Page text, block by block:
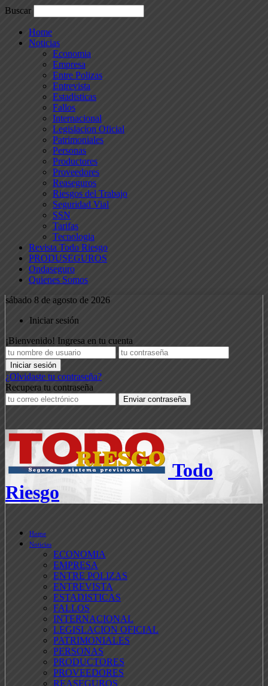
Buscar
Home
Noticias
Economia
Empresa
Entre Polizas
Entrevista
Estadisticas
Fallos
Internacional
Legislacion Oficial
Patrimoniales
Personas
Productores
Proveedores
Reaseguros
Riesgos del Trabajo
Seguridad Vial
SSN
Tarifas
Tecnologia
Revista Todo Riesgo
PRODUSEGUROS
Ondaseguro
Quienes Somos
sábado 8 de agosto de 2026
Iniciar sesión
¡Bienvenido! Ingresa en tu cuenta
¿Olvidaste tu contraseña?
Recupera tu contraseña
Todo
Riesgo
Home
Noticias
ECONOMIA
EMPRESA
ENTRE POLIZAS
ENTREVISTA
ESTADISTICAS
FALLOS
INTERNACIONAL
LEGISLACION OFICIAL
PATRIMONIALES
PERSONAS
PRODUCTORES
PROVEEDORES
REASEGUROS